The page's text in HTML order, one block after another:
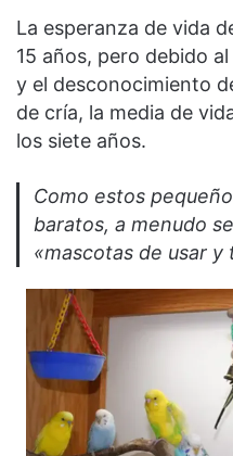
La esperanza de vida
15 años, pero debido
y el desconocimiento
de cría, la media de
los siete años.
Como estos
baratos, a menudo
«mascotas de usar y